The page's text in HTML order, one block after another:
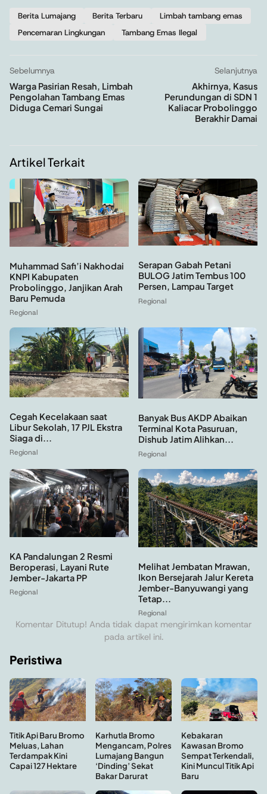
Berita Lumajang Berita Terbaru
Limbah tambang emas
Pencemaran Lingkungan
Tambang Emas Ilegal
Sebelumnya
Warga Pasirian Resah, Limbah
Pengolahan Tambang Emas
Diduga Cemari Sungai
Selanjutnya
Akhirnya, Kasus
Perundungan di SDN 1
Kaliacar Probolinggo
Berakhir Damai
Artikel Terkait
Muhammad Safi’i Nakhodai
KNPI Kabupaten
Probolinggo, Janjikan Arah
Baru Pemuda
Regional
Serapan Gabah Petani
BULOG Jatim Tembus 100
Persen, Lampau Target
Regional
Cegah Kecelakaan saat
Libur Sekolah, 17 PJL Ekstra
Siaga di...
Regional
Banyak Bus AKDP Abaikan
Terminal Kota Pasuruan,
Dishub Jatim Alihkan...
Regional
KA Pandalungan 2 Resmi
Beroperasi, Layani Rute
Jember-Jakarta PP
Regional
Melihat Jembatan Mrawan,
Ikon Bersejarah Jalur Kereta
Jember-Banyuwangi yang
Tetap...
Regional
Komentar Ditutup! Anda tidak dapat mengirimkan komentar
pada artikel ini.
Peristiwa
Titik Api Baru Bromo
Meluas, Lahan
Terdampak Kini
Capai 127 Hektare
Karhutla Bromo
Mengancam, Polres
Lumajang Bangun
‘Dinding’ Sekat
Bakar Darurat
Kebakaran
Kawasan Bromo
Sempat Terkendali,
Kini Muncul Titik Api
Baru